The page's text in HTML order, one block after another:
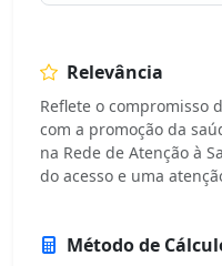
Relevância
Reflete o compromisso
com a promoção da
na Rede de Atenção à
do acesso e uma
Método de